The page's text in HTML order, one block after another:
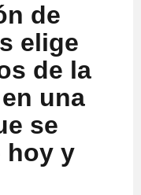
de
elige
de la
una
se
hoy y